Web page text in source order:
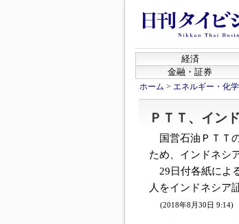
経済
金融・証券
ホーム > エネルギー・化学
ＰＴＴ、イン
国営石油ＰＴＴ
ため、インドネシ
29日付各紙によ
人をインドネシア
(2018年8月30日 9:14)